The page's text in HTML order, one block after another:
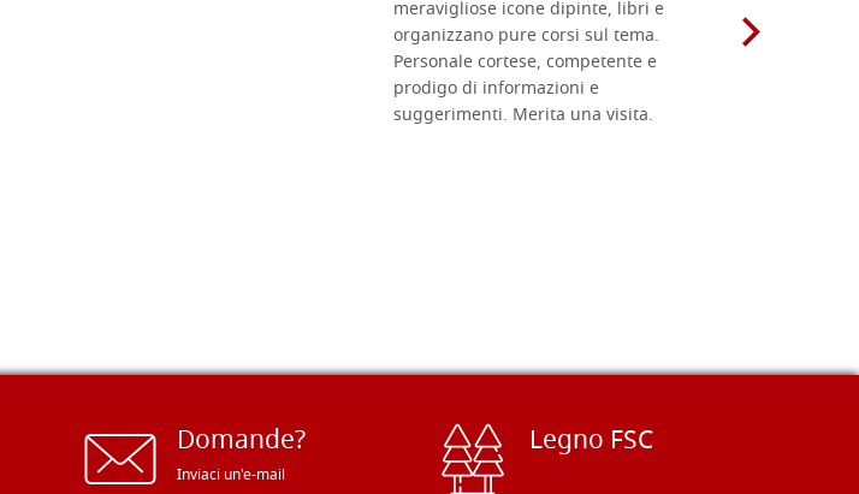
meravigliose icone dipinte, libri e
organizzano pure corsi sul tema.
Personale cortese, competente e
prodigo di informazioni e
suggerimenti. Merita una visita.
Domande?
Inviaci un'e-mail
Legno FSC